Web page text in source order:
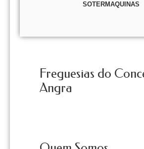
SOTERMAQUINAS
Freguesias do
Angra